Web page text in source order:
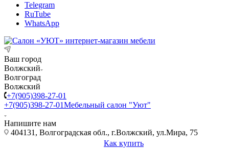
Telegram
RuTube
WhatsApp
Ваш город
Волжский
Волгоград
Волжский
+7(905)398-27-01
+7(905)398-27-01Мебельный салон "Уют"
Напишите нам
404131, Волгоградская обл., г.Волжский, ул.Мира, 75
Как купить